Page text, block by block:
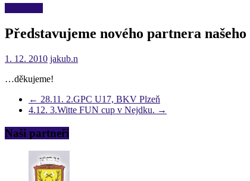
Představujeme nového partnera
1. 12. 2010 jakub.n
…děkujeme!
← 28.11. 2.GPC U17, BKV Plzeň
4.12. 3.Witte FUN cup v Nejdku. →
Naši partneři